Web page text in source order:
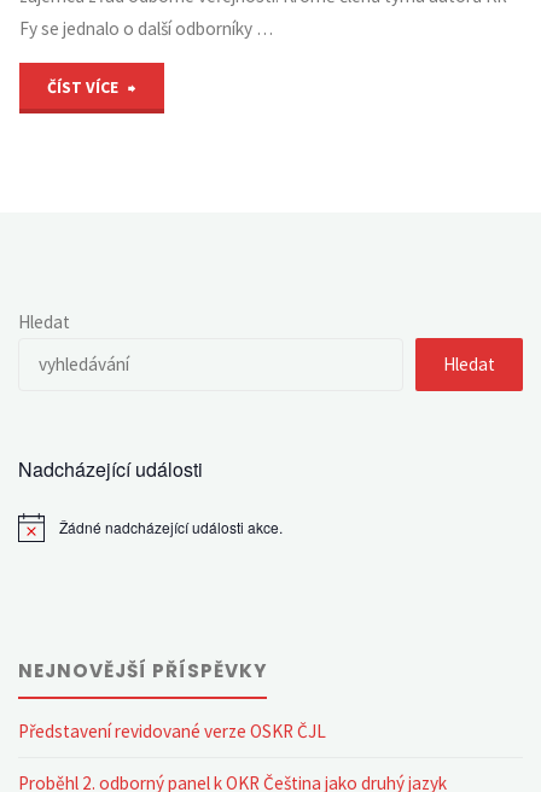
Fy se jednalo o další odborníky …
ČÍST VÍCE
Hledat
Hledat
Nadcházející události
NoticeŽádné nadcházející události akce.
NEJNOVĚJŠÍ PŘÍSPĚVKY
Představení revidované verze OSKR ČJL
Proběhl 2. odborný panel k OKR Čeština jako druhý jazyk